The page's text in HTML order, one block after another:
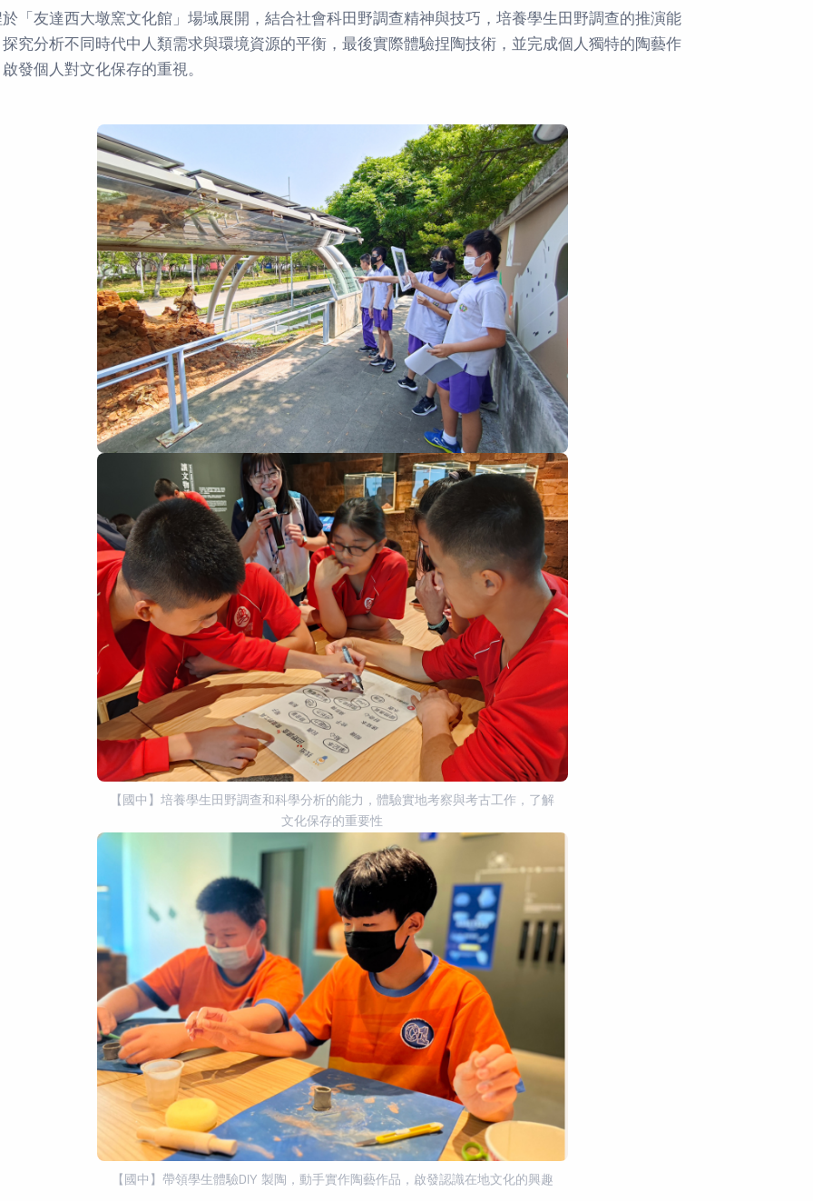
「友達西大墩窯文化館」場域展開，結合社會科田野調查精神與技巧，培養學生田野調查的推演能
探究分析不同時代中人類需求與環境資源的平衡，最後實際體驗捏陶技術，並完成個人獨特的陶藝作
發個人對文化保存的重視。
【國中】培養學生田野調查和科學分析的能力，體驗實地考察與考古工作，了解
文化保存的重要性
【國中】帶領學生體驗DIY 製陶，動手實作陶藝作品，啟發認識在地文化的興趣